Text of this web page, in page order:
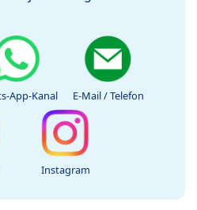
App-Kanal E-Mail / Telefon
Instagram